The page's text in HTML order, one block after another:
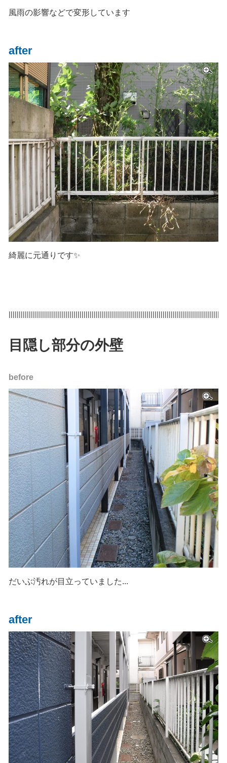
風雨の影響などで変形しています
after
綺麗に元通りです✨
目隠し部分の外壁
before
だいぶ汚れが目立っていました...
after